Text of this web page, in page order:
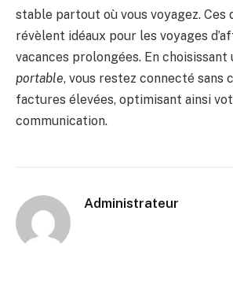
stable partout où vous voyagez. Ces
révèlent idéaux pour les voyages
vacances prolongées. En choisissant
portable, vous restez connecté sans
factures élevées, optimisant ainsi
communication.
Administrateur